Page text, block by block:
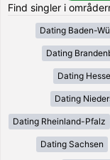
Find singler i
Dating Baden-
Dating
Dating
Dating
Dating Rheinland-Pfalz
Dating Sachsen